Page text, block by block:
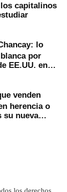
capitalinos
lo
por
EE.UU. en
venden
herencia o
su nueva
los derechos